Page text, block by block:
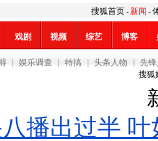
搜狐首页-新闻 -
戏剧 视频 综艺 博客
娱乐调查 特搞 头条人物
先
搜狐
八播出过半